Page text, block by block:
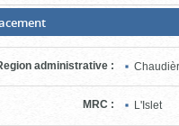
(Boite
fermée,
cliquer
pour
ouvrir)
administrative :
MRC : L'Islet